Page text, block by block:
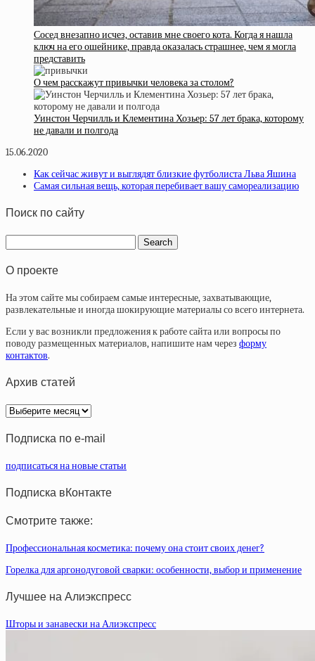
Сосед внезапно исчез, оставив мне своего кота. Когда я нашла
ключ на его ошейнике, правда оказалась страшнее, чем я могла
представить
О чем расскажут привычки человека за столом?
Уинстон Черчилль и Клементина Хозьер: 57 лет брака, которому
не давали и полгода
15.06.2020
Как сейчас живут и выглядят близкие футболиста Льва Яшина
Самая сильная вещь, которая перебивает вашу самореализацию
Поиск по сайту
О проекте
На этом сайте мы собираем самые интересные, захватывающие,
развлекательные и иногда шокирующие материалы со всего интернета.
Если у вас возникли предложения к работе сайта или вопросы по
поводу размещенных материалов, напишите нам через форму
контактов.
Архив статей
Архив
статей
Подписка по e-mail
подписаться на новые статьи
Подписка вКонтакте
Смотрите также:
Профессиональная косметика: почему она стоит своих денег?
Горелка для аргонодуговой сварки: особенности, выбор и применение
Лучшее на Алиэкспресс
Шторы и занавески на Алиэкспресс